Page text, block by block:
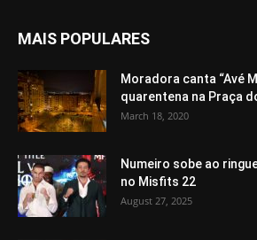
MAIS POPULARES
Moradora canta “Avé
quarentena na Praça
March 18, 2020
Numeiro sobe ao
no Misfits 22
August 27, 2025